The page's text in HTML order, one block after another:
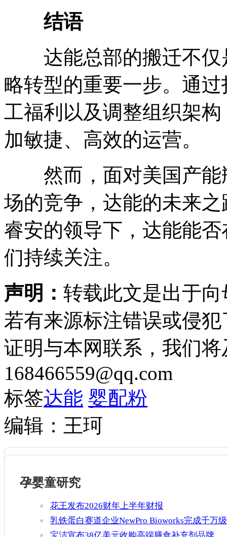
结语
达能总部的搬迁不仅
略转型的重要一步。通
工福利以及调整组织架
加敏捷、高效的运营。
然而，面对美国产能
场的竞争，达能的未来
睿安的领导下，达能能
们持续关注。
声明： 转载此文是出于
若有来源标注错误或侵
证明与本网联系，我们
168466559@qq.com
标签达能 婴配粉
编辑：王珂
孕婴童研究
花王发布2026财年上半年财报
乳铁蛋白赛道企业NewPro Bioworks完成千万级
融资
宝洁宣布38亿美元收购高端膳食补充剂品牌